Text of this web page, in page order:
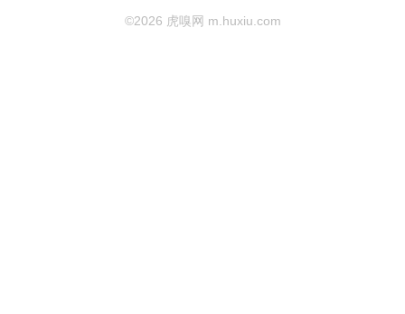
©2026 虎嗅网 m.huxiu.com